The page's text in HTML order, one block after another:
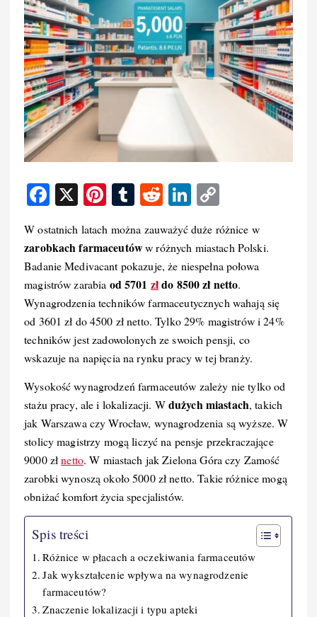
F
c
e
b
o
o
k
X
Pi
er
e
st
T
m
bl
r
R
d
di
t
Li
k
e
d
I
n
p
y
Li
n
k
W ostatnich latach można zauważyć duże różnice w
zarobkach farmaceutóww różnych miastach Polski.
Badanie Medivacant pokazuje, że niespełna połowa
magistrów zarabia od 5701 złdo 8500 zł netto.
Wynagrodzenia techników farmaceutycznych wahają się
od 3601 zł do 4500 zł netto. Tylko 29% magistrów i 24%
techników jest zadowolonych ze swoich pensji, co
wskazuje na napięcia na rynku pracy w tej branży.
Wysokość wynagrodzeń farmaceutów zależy nie tylko od
stażu pracy, ale i lokalizacji. Wdużych miastach, takich
jak Warszawa czy Wrocław, wynagrodzenia są wyższe. W
stolicy magistrzy mogą liczyć na pensje przekraczające
9000 złnetto. W miastach jak Zielona Góra czy Zamość
zarobki wynoszą około 5000 zł netto. Takie różnice mogą
obniżać komfort życia specjalistów.
Spis treści
Różnice w płacach a oczekiwania farmaceutów
Jak wykształcenie wpływa na wynagrodzenie
farmaceutów?
Znaczenie lokalizacji i typu apteki